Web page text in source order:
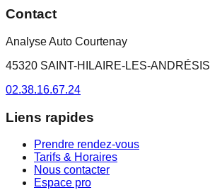
Contact
Analyse Auto Courtenay
45320 SAINT-HILAIRE-LES-ANDRÉSIS
02.38.16.67.24
Liens rapides
Prendre rendez-vous
Tarifs & Horaires
Nous contacter
Espace pro